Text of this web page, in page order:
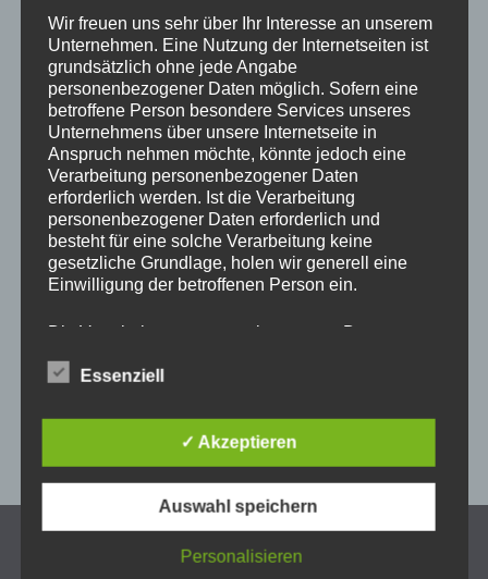
Datum/Zeit
29.08.2024 - 31.08.2024
10:00 - 18:00
die Kunsthandwerker in
Wiener Neustadt
Wie schon die vergangenen Jahre will ich diesen Markt nicht
missen. mitten am Hauptplatz findet Ihr einen
Wir freuen uns sehr über Ihr Interesse an unserem
Unternehmen. Eine Nutzung der Internetseiten ist
grundsätzlich ohne jede Angabe
personenbezogener Daten möglich. Sofern eine
betroffene Person besondere Services unseres
Unternehmens über unsere Internetseite in
Anspruch nehmen möchte, könnte jedoch eine
Verarbeitung personenbezogener Daten
erforderlich werden. Ist die Verarbeitung
personenbezogener Daten erforderlich und
besteht für eine solche Verarbeitung keine
gesetzliche Grundlage, holen wir generell eine
Einwilligung der betroffenen Person ein.
Die Verarbeitung personenbezogener Daten,
Adresse oder Telefonnummer einer betroffenen
Datenschutz-Grundverordnung und in
Übereinstimmung mit den für uns geltenden
landesspezifischen Datenschutzbestimmungen.
Mittels dieser Datenschutzerklärung möchte unser
Unternehmen die Öffentlichkeit über Art, Umfang
und Zweck der von uns erhobenen, genutzten und
verarbeiteten personenbezogenen Daten
Essenziell
✓ Akzeptieren
Auswahl speichern
Personalisieren